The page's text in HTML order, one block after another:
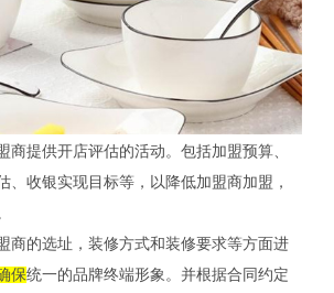
提供开店评估的活动。包括加盟预算、
、收银实现目标等，以降低加盟商加盟，
的选址，装修方式和装修要求等方面进
保统一的品牌终端形象。并根据合同约定